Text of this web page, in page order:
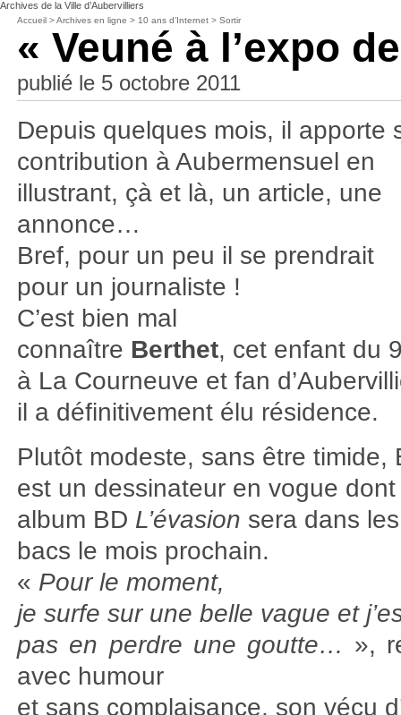
Archives de la Ville d’Aubervilliers
Accueil >Archives en ligne > 10 ans d’Internet >Sortir
« Veuné à l’expo
publié le 5 octobre 2011
Depuis quelques mois, il apporte
contribution à Aubermensuel en
illustrant, çà et là, un article, une
annonce…
Bref, pour un peu il se prendrait
pour un journaliste !
C’est bien mal
connaître Berthet, cet enfant du
à La Courneuve et fan
il a définitivement élu résidence.
Plutôt modeste, sans être timide,
est un dessinateur en vogue
album BD L’évasion sera dans les
bacs le mois prochain.
« Pour le moment,
je surfe sur une belle vague et
pas en perdre une goutte… »,
avec humour
et sans complaisance, son vécu